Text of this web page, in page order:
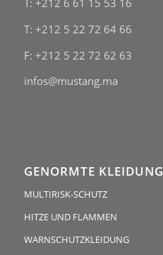
T: +212 6 61 15 53 16
T: +212 5 22 72 64 66
F: +212 5 22 72 62 63
infos@mustang.ma
GENORMTE KLEIDUNG
MULTIRISK-SCHUTZ
HITZE UND FLAMMEN
WARNSCHUTZKLEIDUNG